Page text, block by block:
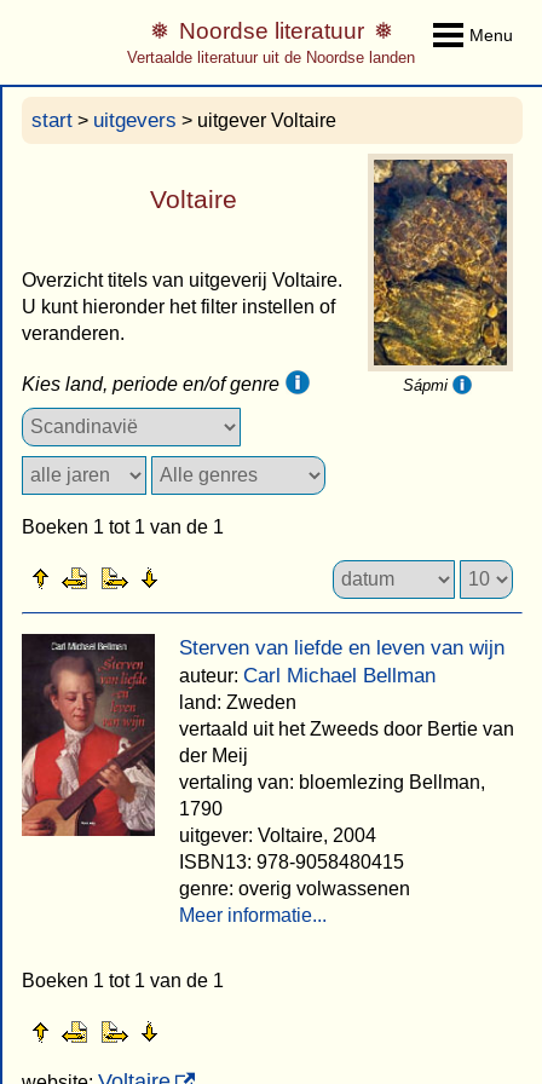
Menu
Noordse literatuur
Vertaalde literatuur uit de Noordse landen
start > uitgevers > uitgever Voltaire
Sápmi
Voltaire
Overzicht titels van uitgeverij Voltaire.
U kunt hieronder het filter instellen of
veranderen.
Kies land, periode en/of genre
Boeken 1 tot 1 van de 1
Sterven van liefde en leven van wijn
auteur: Carl Michael Bellman
land: Zweden
vertaald uit het Zweeds door Bertie van
der Meij
vertaling van: bloemlezing Bellman,
1790
uitgever: Voltaire, 2004
ISBN13: 978-9058480415
genre: overig volwassenen
Meer informatie...
Boeken 1 tot 1 van de 1